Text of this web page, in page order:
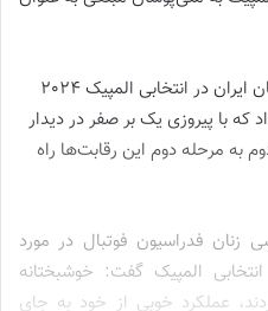
تیم ملی فوتبال زنان ایران در انتخابی المپیک 2024
که با پیروزی یک بر صفر در دیدار
به مرحله دوم این رقابت‌ها راه
فدراسیون فوتبال در مورد
المپیک گفت: خوشبختانه
عملکرد خوبی از خود به جای